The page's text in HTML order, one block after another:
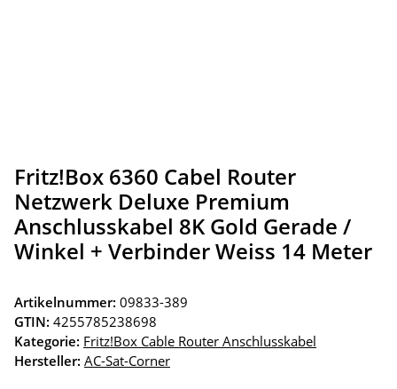
Fritz!Box 6360 Cabel Router
Netzwerk Deluxe Premium
Anschlusskabel 8K Gold Gerade /
Winkel + Verbinder Weiss 14 Meter
Artikelnummer: 09833-389
GTIN: 4255785238698
Kategorie: Fritz!Box Cable Router Anschlusskabel
Hersteller: AC-Sat-Corner